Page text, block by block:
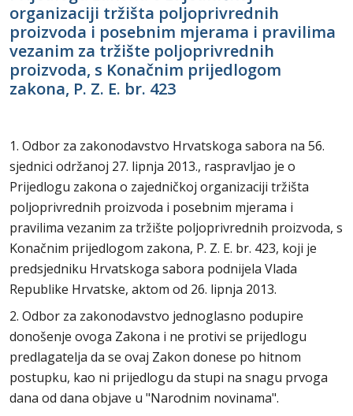
organizaciji tržišta poljoprivrednih
proizvoda i posebnim mjerama i pravilima
vezanim za tržište poljoprivrednih
proizvoda, s Konačnim prijedlogom
zakona, P. Z. E. br. 423
1. Odbor za zakonodavstvo Hrvatskoga sabora na 56.
sjednici održanoj 27. lipnja 2013., raspravljao je o
Prijedlogu zakona o zajedničkoj organizaciji tržišta
poljoprivrednih proizvoda i posebnim mjerama i
pravilima vezanim za tržište poljoprivrednih proizvoda, s
Konačnim prijedlogom zakona, P. Z. E. br. 423, koji je
predsjedniku Hrvatskoga sabora podnijela Vlada
Republike Hrvatske, aktom od 26. lipnja 2013.
2. Odbor za zakonodavstvo jednoglasno podupire
donošenje ovoga Zakona i ne protivi se prijedlogu
predlagatelja da se ovaj Zakon donese po hitnom
postupku, kao ni prijedlogu da stupi na snagu prvoga
dana od dana objave u "Narodnim novinama".